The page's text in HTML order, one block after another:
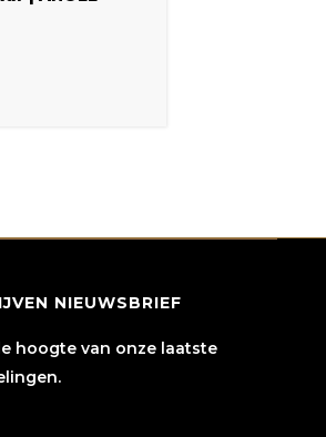
NIEUWSBRIEF
hoogte van onze laatste